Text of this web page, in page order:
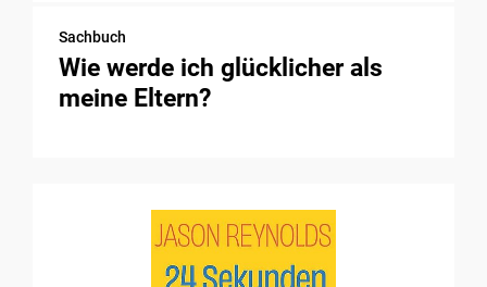
Sachbuch
Wie werde ich glücklicher als
meine Eltern?